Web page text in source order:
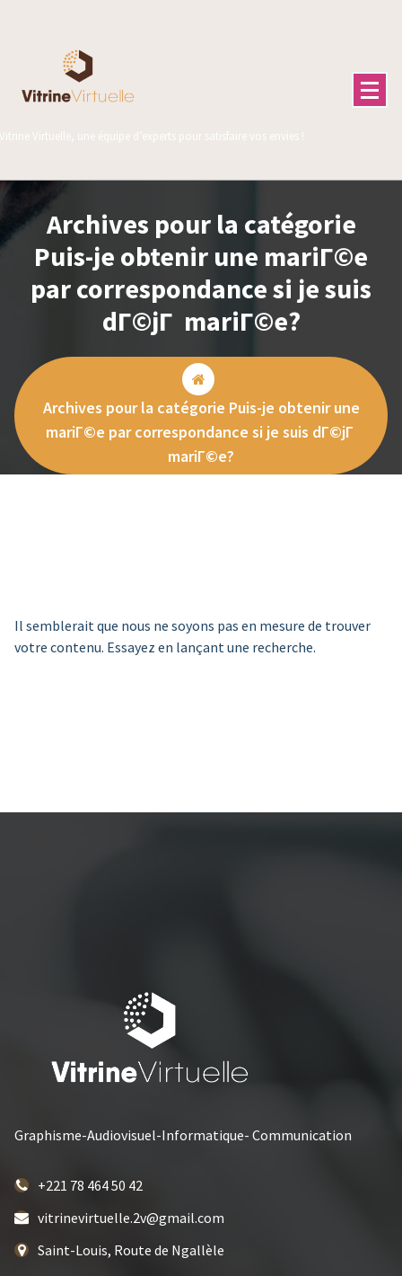
Vitrine Virtuelle, une équipe d’experts pour satisfaire vos envies !
Archives pour la catégorie
Puis-je obtenir une mariГ©e
par correspondance si je suis
dГ©jГ mariГ©e?
Archives pour la catégorie Puis-je obtenir une
mariГ©e par correspondance si je suis dГ©jГ
mariГ©e?
Il semblerait que nous ne soyons pas en mesure de trouver
votre contenu. Essayez en lançant une recherche.
Graphisme-Audiovisuel-Informatique- Communication
+221 78 464 50 42
vitrinevirtuelle.2v@gmail.com
Saint-Louis, Route de Ngallèle